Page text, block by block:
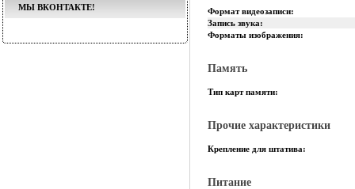
МЫ ВКОНТАКТЕ!
Формат видеозаписи:
Запись звука:
Форматы изображения:
Память
Тип карт памяти:
Прочие характеристики
Крепление для штатива:
Питание